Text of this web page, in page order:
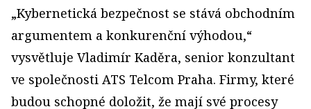
„Kybernetická bezpečnost se stává obchodním
argumentem a konkurenční výhodou,“
vysvětluje Vladimír Kaděra, senior konzultant
ve společnosti ATS Telcom Praha. Firmy, které
budou schopné doložit, že mají své procesy